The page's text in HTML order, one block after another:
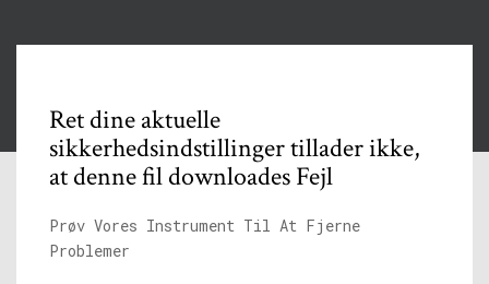
Ret dine aktuelle
sikkerhedsindstillinger tillader ikke,
at denne fil downloades Fejl
Prøv Vores Instrument Til At Fjerne
Problemer